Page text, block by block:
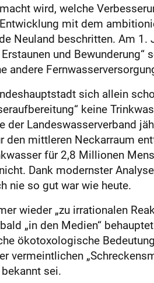
wird, welche
mit dem
Neuland beschritten. Am
und
andere
sich allein
keine
der Landeswasserverband
den mittleren Neckarraum
für 2,8 Millionen
Dank modernster
nie so gut war wie heute.
wieder „zu irrationalen
„in den Medien“
ökotoxologische
vermeintlichen
sei.